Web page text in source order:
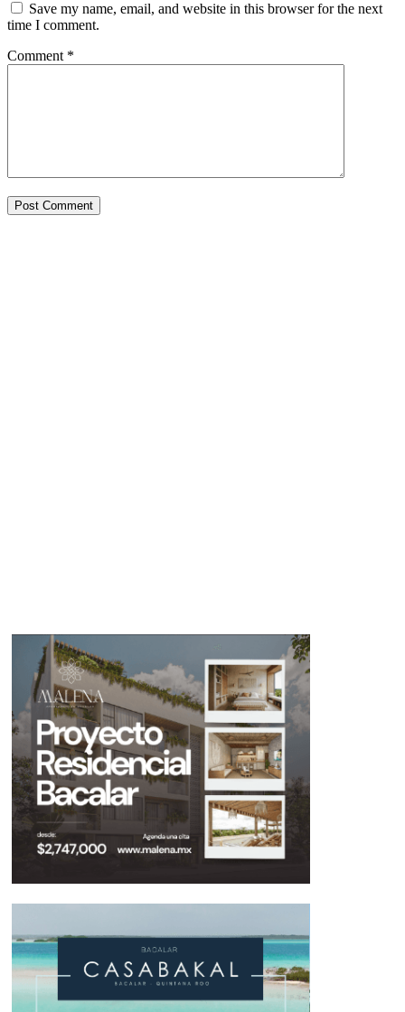
Save my name, email, and website in this browser for the next
time I comment.
Comment *